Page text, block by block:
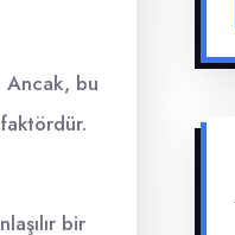
Ancak, bu
bir